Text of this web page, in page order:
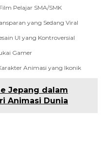
Pelajar SMA/SMK
yang Sedang Viral
UI yang Kontroversial
Gamer
Animasi yang Ikonik
Jepang dalam
Animasi Dunia